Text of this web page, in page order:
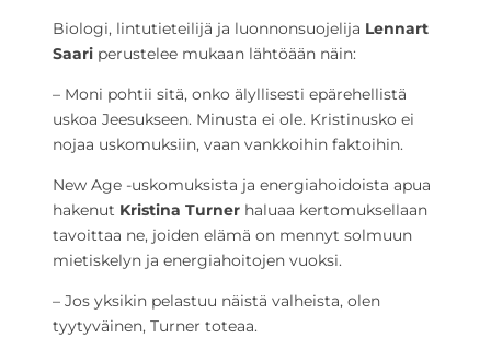
Biologi, lintutieteilijä ja luonnonsuojelija Lennart
Saari perustelee mukaan lähtöään näin:
– Moni pohtii sitä, onko älyllisesti epärehellistä
uskoa Jeesukseen. Minusta ei ole. Kristinusko ei
nojaa uskomuksiin, vaan vankkoihin faktoihin.
New Age -uskomuksista ja energiahoidoista apua
hakenut Kristina Turner haluaa kertomuksellaan
tavoittaa ne, joiden elämä on mennyt solmuun
mietiskelyn ja energiahoitojen vuoksi.
– Jos yksikin pelastuu näistä valheista, olen
tyytyväinen, Turner toteaa.